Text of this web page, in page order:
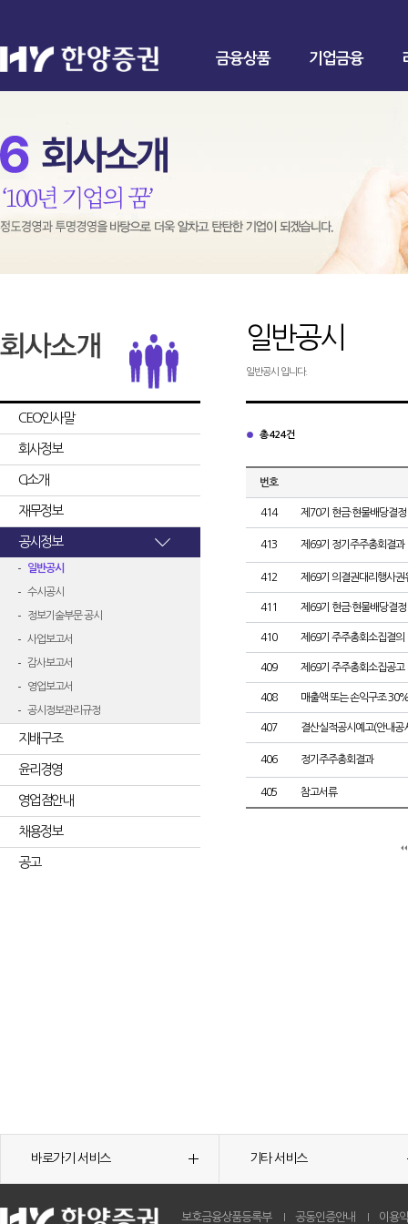
금융상품 기업금융
CEO인사말
회사정보
CI소개
재무정보
공시정보
일반공시
수시공시
정보기술부문 공시
사업보고서
감사보고서
영업보고서
공시정보관리규정
지배구조
윤리경영
영업점안내
채용정보
공고
일반공시
일반공시 입니다.
총 424건
번호
414 제70기 현금·현물배당결정
413 제69기 정기주주총회결과
412 제69기 의결권대리행사권
411 제69기 현금·현물배당결정
410 제69기 주주총회소집결의
409 제69기 주주총회소집공고
408 매출액 또는 손익구조
407 결산실적공시예고(안내공
406 정기주주총회결과
405 참고서류
바로가기 서비스 기타 서비스
보호금융상품등록부 공동인증안내 이용